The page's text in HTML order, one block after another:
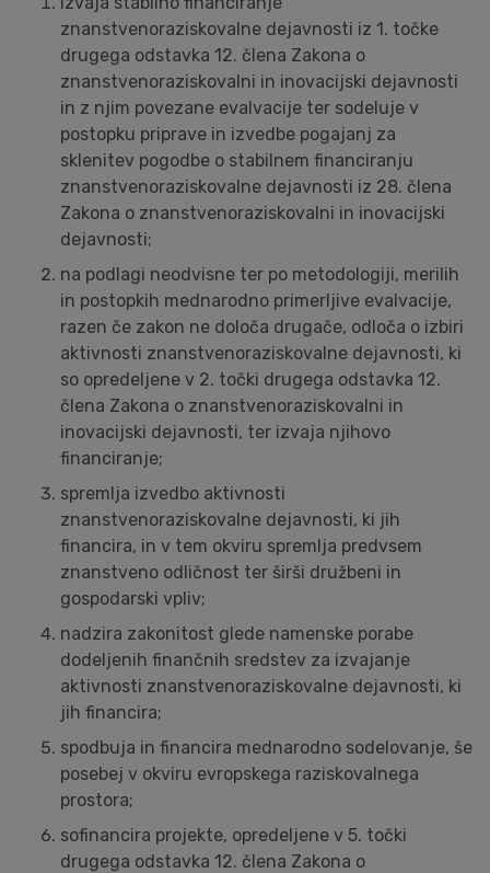
znanstvenoraziskovalne dejavnosti iz 1. točke
drugega odstavka 12. člena Zakona o
znanstvenoraziskovalni in inovacijski dejavnosti
in z njim povezane evalvacije ter sodeluje v
postopku priprave in izvedbe pogajanj za
sklenitev pogodbe o stabilnem financiranju
znanstvenoraziskovalne dejavnosti iz 28. člena
Zakona o znanstvenoraziskovalni in inovacijski
dejavnosti;
na podlagi neodvisne ter po metodologiji, merilih
in postopkih mednarodno primerljive evalvacije,
razen če zakon ne določa drugače, odloča o izbiri
aktivnosti znanstvenoraziskovalne dejavnosti, ki
so opredeljene v 2. točki drugega odstavka 12.
člena Zakona o znanstvenoraziskovalni in
inovacijski dejavnosti, ter izvaja njihovo
financiranje;
spremlja izvedbo aktivnosti
znanstvenoraziskovalne dejavnosti, ki jih
financira, in v tem okviru spremlja predvsem
znanstveno odličnost ter širši družbeni in
gospodarski vpliv;
nadzira zakonitost glede namenske porabe
dodeljenih finančnih sredstev za izvajanje
aktivnosti znanstvenoraziskovalne dejavnosti, ki
jih financira;
spodbuja in financira mednarodno sodelovanje, še
posebej v okviru evropskega raziskovalnega
prostora;
sofinancira projekte, opredeljene v 5. točki
drugega odstavka 12. člena Zakona o